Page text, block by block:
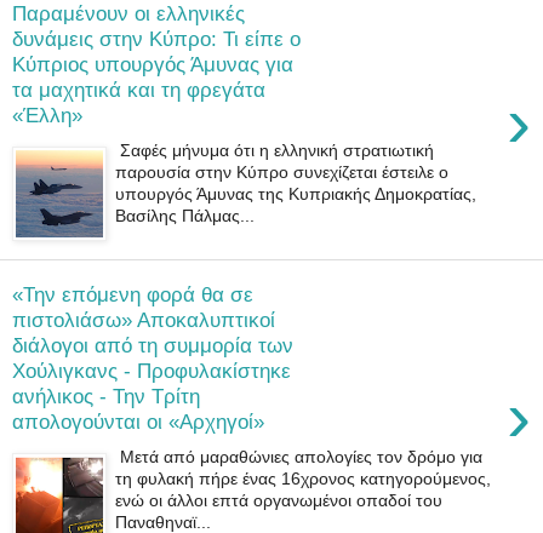
Παραμένουν οι ελληνικές
δυνάμεις στην Κύπρο: Τι είπε ο
Κύπριος υπουργός Άμυνας για
τα μαχητικά και τη φρεγάτα
«Έλλη»
›
Σαφές μήνυμα ότι η ελληνική στρατιωτική
παρουσία στην Κύπρο συνεχίζεται έστειλε ο
υπουργός Άμυνας της Κυπριακής Δημοκρατίας,
Βασίλης Πάλμας...
«Την επόμενη φορά θα σε
πιστολιάσω» Αποκαλυπτικοί
διάλογοι από τη συμμορία των
Χούλιγκανς - Προφυλακίστηκε
ανήλικος - Την Τρίτη
απολογούνται οι «Αρχηγοί»
›
Μετά από μαραθώνιες απολογίες τον δρόμο για
τη φυλακή πήρε ένας 16χρονος κατηγορούμενος,
ενώ οι άλλοι επτά οργανωμένοι οπαδοί του
Παναθηναϊ...